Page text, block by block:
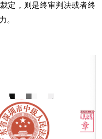
定，则是终审判决或者终
。